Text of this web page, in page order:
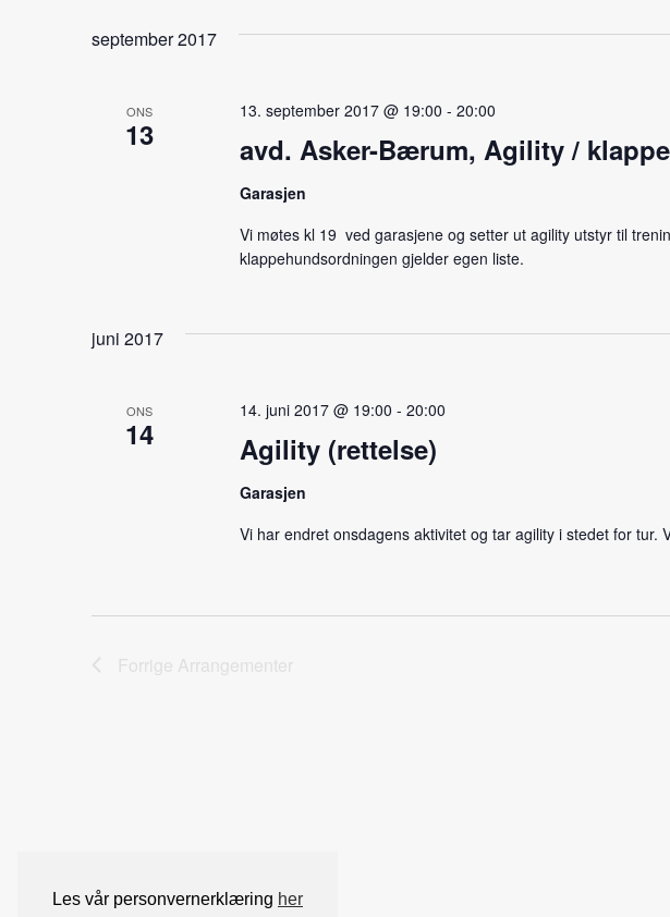
Les vår personvernerklæring her
september 2017
ONS
13 avd. Asker-Bærum, Agility /
13. september 2017 @ 19:00 - 20:00
Garasjen
Vi møtes kl 19 ved garasjene og setter ut agility utstyr til
klappehundsordningen gjelder egen liste.
juni 2017
ONS
14 Agility (rettelse)
14. juni 2017 @ 19:00 - 20:00
Garasjen
Vi har endret onsdagens aktivitet og tar agility i stedet for tur.
Forrige Arrangementer